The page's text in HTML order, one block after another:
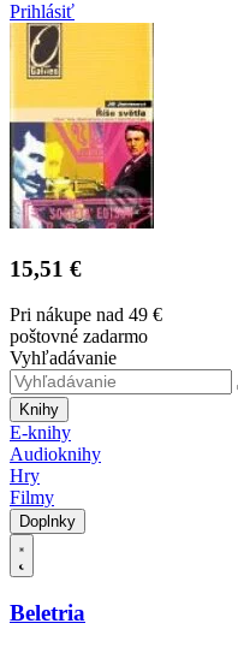
Prihlásiť
15,51 €
Pri nákupe nad 49 €
poštovné zadarmo
Vyhľadávanie
Knihy
E-knihy
Audioknihy
Hry
Filmy
Doplnky
Beletria